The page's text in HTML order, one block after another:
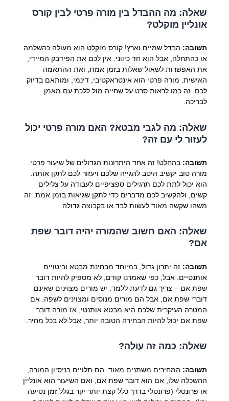
שאלה: מה ההבדל בין מורה פרטי לבין קורס
אונליין מוקלט?
תשובה: הבדל שמיים וארץ! קורס מוקלט הוא מעולה כהשלמה
או כהתחלה, אבל הוא חד כיווני. אין לכם את הפידבק המיידי,
את האפשרות לשאול שאלות בזמן אמת, ואת ההתאמה
האישית. מורה פרטי הוא אינטראקטיבי, דינמי, ומותאם בדיוק
לכם. זה כמו לראות סרט על שחייה מול ללכת עם מאמן
לבריכה.
שאלה: מה לגבי מבטא? האם מורה פרטי יכול
לעזור לי עם זה?
תשובה: בהחלט! זה אחד היתרונות הגדולים של שיעור פרטי.
מורה טוב יקשיב היטב להגייה שלכם ויעזור לכם לתקן אותה.
הוא יכול לתת לכם תרגילים ספציפיים לעבודה על צלילים
קשים, ולהקשיב לכם מדברים כדי לתקן שגיאות בזמן אמת. זה
משהו שקשה מאוד לעשות לבד או בקבוצה גדולה.
שאלה: האם חשוב שהמורה יהיה דובר שפת
אם?
תשובה: זה יתרון גדול, במיוחד מבחינת מבטא וביטויים
אותנטיים. אבל, כפי שאמרנו קודם, לא מספיק להיות דובר
שפת אם – צריך גם לדעת ללמד. יש מורים מצוינים שאינם
דוברי שפת אם, אבל הם מורים מנוסים ומצוינים לשפה. אם
המטרה העיקרית שלכם היא מבטא אותנטי, אז מורה דובר
שפת אם יכול להיות הבחירה הטובה יותר, אבל לא בכל מחיר.
שאלה: כמה זה עולה?
תשובה: המחירים משתנים מאוד. הם תלויים בניסיון המורה,
ההשכלה שלו, אם הוא דובר שפת אם, ואם השיעור הוא אונליין
או פרונטלי (פרונטלי בדרך כלל קצת יותר יקר בגלל זמן נסיעה